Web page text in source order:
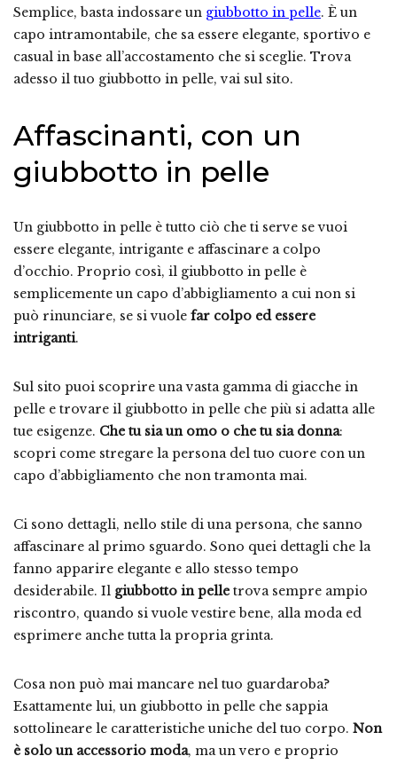
Semplice, basta indossare un giubbotto in pelle. È un
capo intramontabile, che sa essere elegante, sportivo e
casual in base all’accostamento che si sceglie. Trova
adesso il tuo giubbotto in pelle, vai sul sito.
Affascinanti, con un
giubbotto in pelle
Un giubbotto in pelle è tutto ciò che ti serve se vuoi
essere elegante, intrigante e affascinare a colpo
d’occhio. Proprio così, il giubbotto in pelle è
semplicemente un capo d’abbigliamento a cui non si
può rinunciare, se si vuole far colpo ed essere
intriganti.
Sul sito puoi scoprire una vasta gamma di giacche in
pelle e trovare il giubbotto in pelle che più si adatta alle
tue esigenze. Che tu sia un omo o che tu sia donna:
scopri come stregare la persona del tuo cuore con un
capo d’abbigliamento che non tramonta mai.
Ci sono dettagli, nello stile di una persona, che sanno
affascinare al primo sguardo. Sono quei dettagli che la
fanno apparire elegante e allo stesso tempo
desiderabile. Il giubbotto in pelle trova sempre ampio
riscontro, quando si vuole vestire bene, alla moda ed
esprimere anche tutta la propria grinta.
Cosa non può mai mancare nel tuo guardaroba?
Esattamente lui, un giubbotto in pelle che sappia
sottolineare le caratteristiche uniche del tuo corpo. Non
è solo un accessorio moda, ma un vero e proprio